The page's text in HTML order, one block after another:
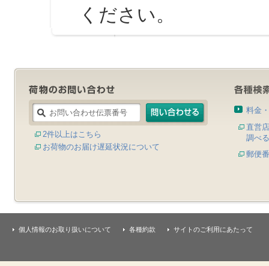
ください。
2件以上はこちら
お荷物のお届け遅延状況について
料金
直営
調べる
郵便
個人情報のお取り扱いについて 各種約款 サイトのご利用にあたって